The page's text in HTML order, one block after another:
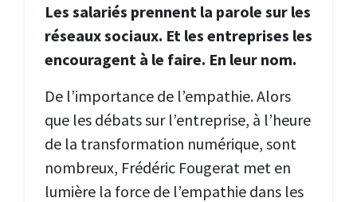
Les salariés prennent la parole sur les
réseaux sociaux. Et les entreprises les
encouragent à le faire. En leur nom.
De l’importance de l’empathie. Alors
que les débats sur l’entreprise, à l’heure
de la transformation numérique, sont
nombreux, Frédéric Fougerat met en
lumière la force de l’empathie dans les